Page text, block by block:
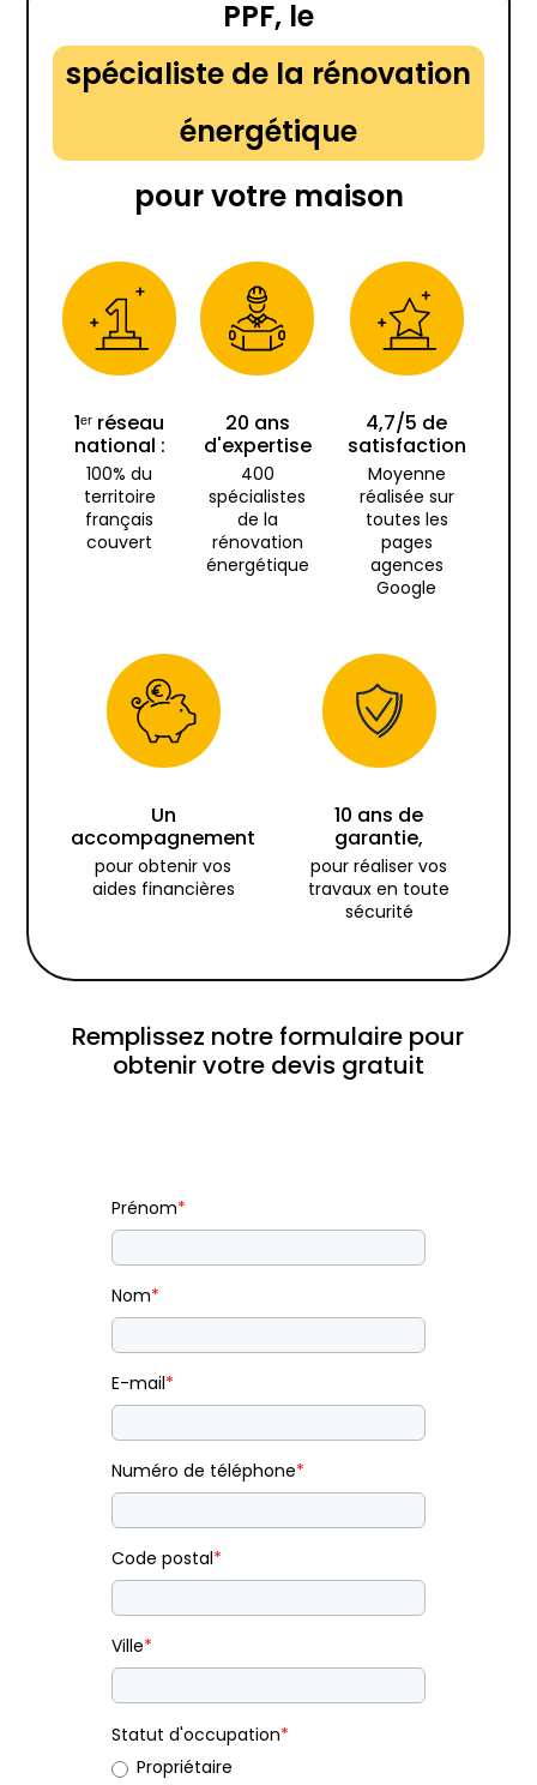
PPF, le
spécialiste de la rénovation
énergétique
pour votre maison
1ᵉʳ réseau
national :
100% du
territoire
français
couvert
20 ans
d'expertise
400
spécialistes
de la
rénovation
énergétique
4,7/5 de
satisfaction
Moyenne
réalisée sur
toutes les
pages
agences
Google
Un
accompagnement
pour obtenir vos
aides financières
10 ans de
garantie,
pour réaliser vos
travaux en toute
sécurité
Remplissez notre formulaire pour
obtenir votre devis gratuit
Prénom*
Nom*
E-mail*
Numéro de téléphone*
Code postal*
Ville*
Statut d'occupation*
Propriétaire